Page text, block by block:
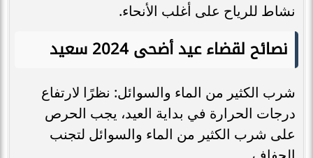
نشاط للرياح على أغلب الأنحاء.
نصائح لقضاء عيد أضحى 2024 سعيد
شرب الكثير من الماء والسوائل: نظرًا لارتفاع
درجات الحرارة في بداية العيد، يجب الحرص
على شرب الكثير من الماء والسوائل لتجنب